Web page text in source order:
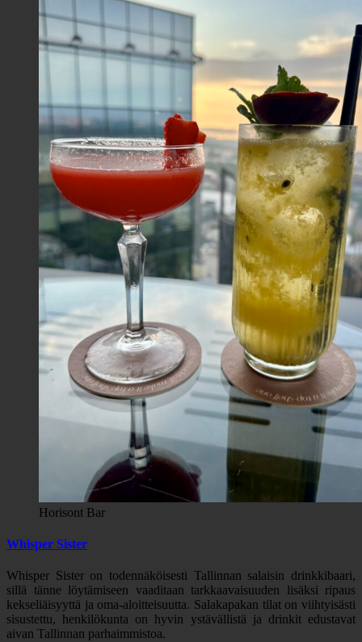
Horisont Bar
Whisper Sister
Whisper Sister on todennäköisesti Tallinnan salaisin drinkkibaari,
sillä tänne löytämiseen vaaditaan tarkkaavaisuuden lisäksi ripaus
kekseliäisyyttä ja oma-aloitteisuutta. Salakapakan tilat on viihtyisästi
sisustettu, henkilökunta on hyvin ystävällistä ja drinkit edustavat
aivan Tallinnan parhaimmistoa.